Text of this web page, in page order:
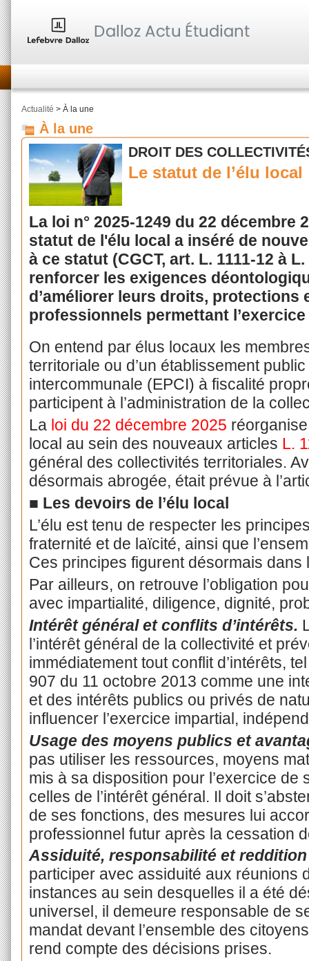
Actualité > À la une
À la une
DROIT DES
Le statut de l’élu local
La loi n° 2025-1249 du 22 décembre
statut de l'élu local a inséré de
à ce statut (CGCT, art. L. 1111-12 à
renforcer les exigences
d’améliorer leurs droits, protections
professionnels permettant
On entend par élus locaux les
territoriale ou d’un établissement
intercommunale (EPCI) à fiscalité
participent à l’administration de la
La loi du 22 décembre 2025
local au sein des nouveaux articles L.
général des collectivités territoriales.
désormais abrogée, était prévue à
■ Les devoirs de l’élu local
L’élu est tenu de respecter les
fraternité et de laïcité, ainsi que
Ces principes figurent désormais dans
Par ailleurs, on retrouve l’obligation
avec impartialité, diligence, dignité,
Intérêt général et conflits d’intérêts.
l’intérêt général de la collectivité et
immédiatement tout conflit d’intérêts,
907 du 11 octobre 2013 comme une
et des intérêts publics ou privés de
influencer l’exercice impartial,
Usage des moyens publics et
pas utiliser les ressources, moyens
mis à sa disposition pour l’exercice de
celles de l’intérêt général. Il doit
de ses fonctions, des mesures lui
professionnel futur après la cessation
Assiduité, responsabilité et
participer avec assiduité aux réunions
instances au sein desquelles il a été
universel, il demeure responsable de
mandat devant l’ensemble des
rend compte des décisions prises.